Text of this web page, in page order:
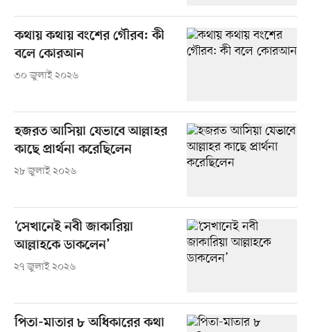
কথায় কথায় বংশের গৌরব: কী
বলে কোরআন
৩০ জুলাই ২০২৬
হজরত আসিয়া যেভাবে আল্লাহর
কাছে প্রার্থনা করেছিলেন
২৮ জুলাই ২০২৬
‘সেখানেই নবী জাকারিয়া
আল্লাহকে ডাকলেন’
২৭ জুলাই ২০২৬
পিতা-মাতার ৮ অধিকারের কথা